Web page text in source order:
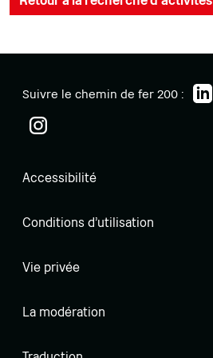
Suivre le chemin de fer 200 :
Accessibilité
Conditions d'utilisation
Vie privée
La modération